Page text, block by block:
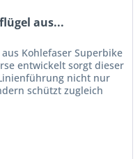
aus...
Kohlefaser Superbike
entwickelt sorgt dieser
nicht nur
schützt zugleich